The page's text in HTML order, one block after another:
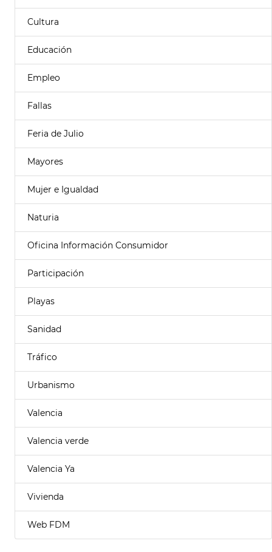
Cultura
Educación
Empleo
Fallas
Feria de Julio
Mayores
Mujer e Igualdad
Naturia
Oficina Información Consumidor
Participación
Playas
Sanidad
Tráfico
Urbanismo
Valencia
Valencia verde
Valencia Ya
Vivienda
Web FDM